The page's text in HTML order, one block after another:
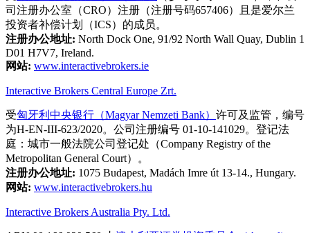
司注册办公室（CRO）注册（注册号码657406）且是爱尔兰
投资者补偿计划（ICS）的成员。
注册办公地址: North Dock One, 91/92 North Wall Quay, Dublin 1
D01 H7V7, Ireland.
网站: www.interactivebrokers.ie
Interactive Brokers Central Europe Zrt.
受匈牙利中央银行（Magyar Nemzeti Bank） 许可及监管，编号
为H-EN-III-623/2020。公司注册编号 01-10-141029。登记法
庭：城市一般法院公司登记处（Company Registry of the
Metropolitan General Court）。
注册办公地址: 1075 Budapest, Madách Imre út 13-14., Hungary.
网站: www.interactivebrokers.hu
Interactive Brokers Australia Pty. Ltd.